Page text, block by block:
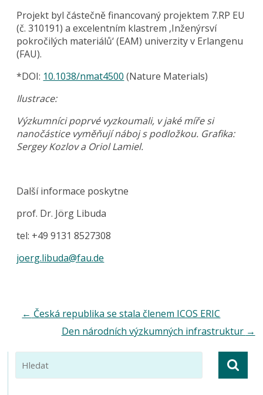
Projekt byl částečně financovaný projektem 7.RP EU
(č. 310191) a excelentním klastrem ‚Inženýrsví
pokročilých materiálů‘ (EAM) univerzity v Erlangenu
(FAU).
*DOI: 10.1038/nmat4500 (Nature Materials)
Ilustrace:
Výzkumníci poprvé vyzkoumali, v jaké míře si
nanočástice vyměňují náboj s podložkou. Grafika:
Sergey Kozlov a Oriol Lamiel.
Další informace poskytne
prof. Dr. Jörg Libuda
tel: +49 9131 8527308
joerg.libuda@fau.de
← Česká republika se stala členem ICOS ERIC
Den národních výzkumných infrastruktur →